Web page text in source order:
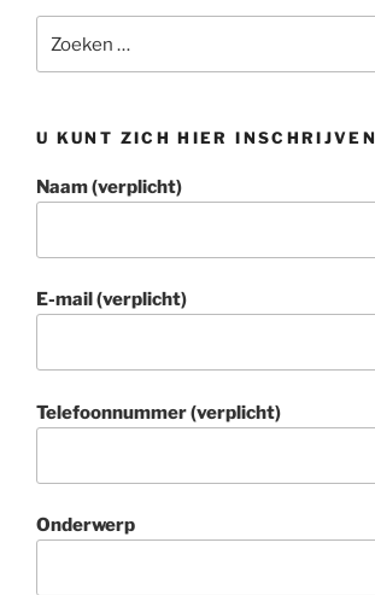
naar:
U KUNT ZICH HIER INSCHRIJVEN
Naam (verplicht)
E-mail (verplicht)
Telefoonnummer (verplicht)
Onderwerp